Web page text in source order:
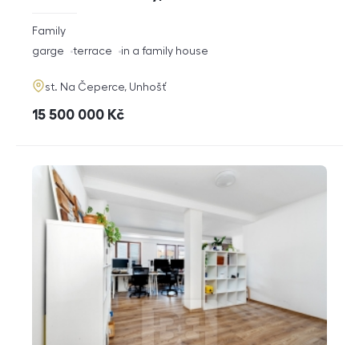
rozměry
disposition
Family
funkce
garge terrace in a family house
adresa
st. Na Čeperce, Unhošť
cena
15 500 000 Kč